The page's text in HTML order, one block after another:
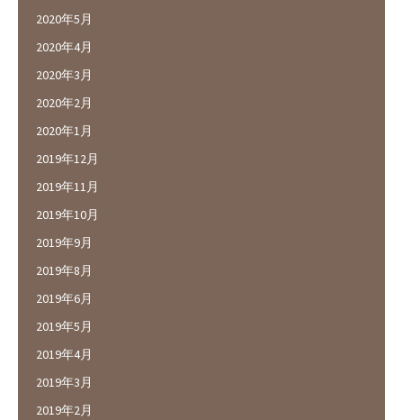
2020年5月
2020年4月
2020年3月
2020年2月
2020年1月
2019年12月
2019年11月
2019年10月
2019年9月
2019年8月
2019年6月
2019年5月
2019年4月
2019年3月
2019年2月